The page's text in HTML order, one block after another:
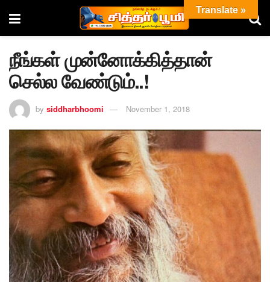
நீங்கள் முன்னோக்கித்தான்
செல்ல வேண்டும்..!
by siddharbhoomi November 1, 2018
Translate »